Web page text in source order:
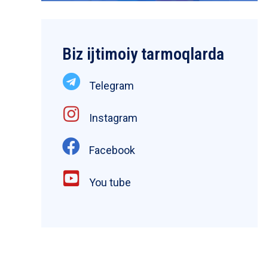
Biz ijtimoiy tarmoqlarda
Telegram
Instagram
Facebook
You tube